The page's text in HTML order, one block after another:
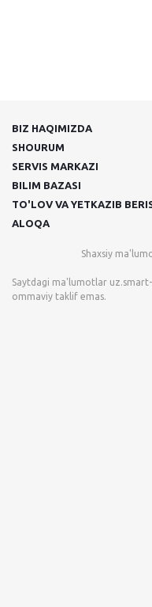
BIZ HAQIMIZDA
SHOURUM
SERVIS MARKAZI
BILIM BAZASI
TO'LOV VA YETKAZIB
ALOQA
Shaxsiy
Saytdagi ma'lumotlar
ommaviy taklif emas.